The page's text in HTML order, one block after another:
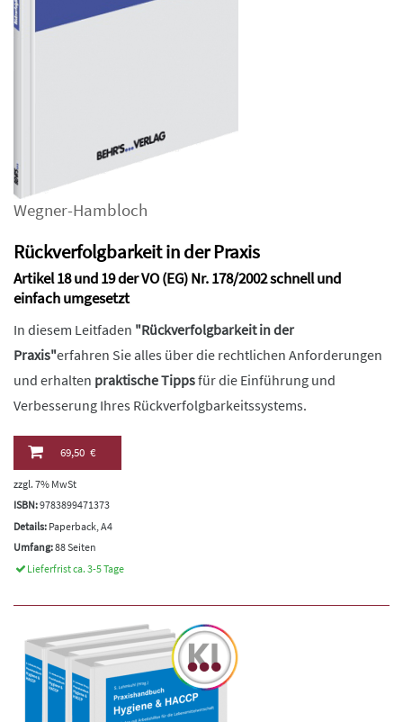
Wegner-Hambloch
Rückverfolgbarkeit in der Praxis
Artikel 18 und 19 der VO (EG) Nr. 178/2002 schnell und
einfach umgesetzt
In diesem Leitfaden "Rückverfolgbarkeit in der
Praxis"erfahren Sie alles über die rechtlichen Anforderungen
und erhalten praktische Tippsfür die Einführung und
Verbesserung Ihres Rückverfolgbarkeitssystems.
69,50 €
zzgl. 7% MwSt
ISBN:9783899471373
Details: Paperback, A4
Umfang:88 Seiten
Lieferfrist ca. 3-5 Tage